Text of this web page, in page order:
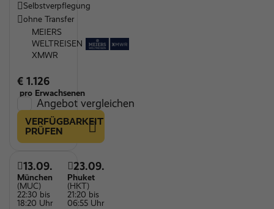
Selbstverpflegung
ohne Transfer
MEIERS
WELTREISEN
XMWR
€ 1.126
pro Erwachsenen
Angebot vergleichen
VERFÜGBARKEIT
PRÜFEN
13.09.
München
(MUC)
22:30 bis
18:20 Uhr
23.09.
Phuket
(HKT)
21:20 bis
06:55 Uhr